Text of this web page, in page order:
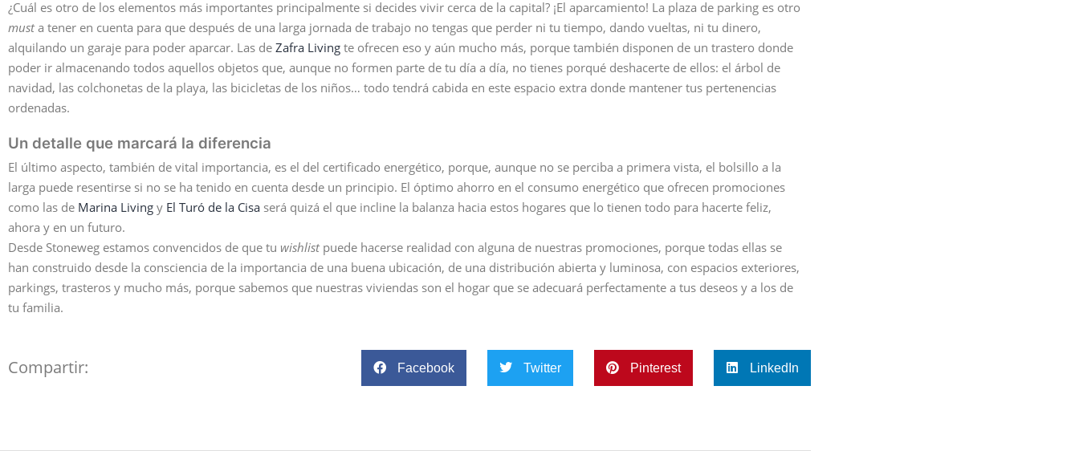
¿Cuál es otro de los elementos más importantes principalmente si decides vivir cerca de la capital? ¡El aparcamiento! La plaza de parking es otro
musta tener en cuenta para que después de una larga jornada de trabajo no tengas que perder ni tu tiempo, dando vueltas, ni tu dinero,
alquilando un garaje para poder aparcar. Las de Zafra Living te ofrecen eso y aún mucho más, porque también disponen de un trastero donde
poder ir almacenando todos aquellos objetos que, aunque no formen parte de tu día a día, no tienes porqué deshacerte de ellos: el árbol de
navidad, las colchonetas de la playa, las bicicletas de los niños… todo tendrá cabida en este espacio extra donde mantener tus pertenencias
ordenadas.
Un detalle que marcará la diferencia
El último aspecto, también de vital importancia, es el del certificado energético, porque, aunque no se perciba a primera vista, el bolsillo a la
larga puede resentirse si no se ha tenido en cuenta desde un principio. El óptimo ahorro en el consumo energético que ofrecen promociones
como las de Marina Living y El Turó de la Cisa será quizá el que incline la balanza hacia estos hogares que lo tienen todo para hacerte feliz,
ahora y en un futuro.
Desde Stoneweg estamos convencidos de que tu wishlistpuede hacerse realidad con alguna de nuestras promociones, porque todas ellas se
han construido desde la consciencia de la importancia de una buena ubicación, de una distribución abierta y luminosa, con espacios exteriores,
parkings, trasteros y mucho más, porque sabemos que nuestras viviendas son el hogar que se adecuará perfectamente a tus deseos y a los de
tu familia.
Compartir: Facebook Twitter Pinterest LinkedIn